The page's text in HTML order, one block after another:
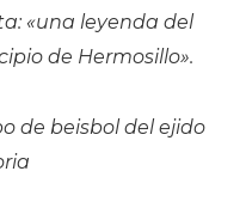
«una leyenda del
de Hermosillo».
de beisbol del ejido